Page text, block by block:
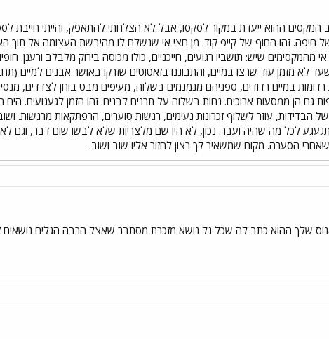
ההוא ייעדת במקור לסקסו, אבל לא הצלחתי להתאפק, והייתי חייבת
חיפה. זהו החוף של קייפ קוד. מן חצי אי שנשלח לו מהיבשת העצומה אל תוך
שיש: תושביו רגועים, חייכניים, כולו מכוסה בירוק מלבלב ורענן.
לא מזמן עוד שרצו במיים, והתבוננו בזאטוטים שזרקו באושר אבנים
במיים רדודים, ספניהם מנמנמים בשלוה, מעיפים מבט בוחן לצדדים,
גם הן ממסעות ארוכים. נחות בשלוה על תרנים לבנים. זהו הזמן
הבדידות, עוזר לשלוף זכרונות נעימים, רגשות סוערים, הרפתקאות מרגשות.
לכל מה שהיה ועבר. נכון, לא היו שם מלצריות שלא לבשו שום דבר, וגם לא
הסערה. מקום שמשאיר לך רצון לחזור אליו שוב ושוב.
שלך ההוא כתב לה שכל גל נושא מזכרת מסתבר שאצל הרבה הגלים נושאים